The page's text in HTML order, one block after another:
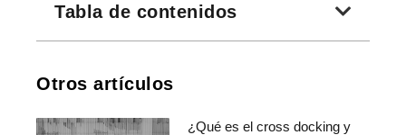
Tabla de contenidos
Otros artículos
¿Qué es el cross docking y